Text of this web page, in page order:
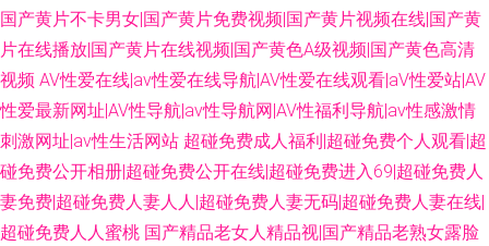
国产黄片不卡男女|国产黄片免费视频|国产黄片视频在线|国产黄
片在线播放|国产黄片在线视频|国产黄色A级视频|国产黄色高清
视频 AV性爱在线|av性爱在线导航|AV性爱在线观看|aV性爱站|AV
性爱最新网址|AV性导航|av性导航网|AV性福利导航|av性感激情
刺激网址|av性生活网站 超碰免费成人福利|超碰免费个人观看|超
碰免费公开相册|超碰免费公开在线|超碰免费进入69|超碰免费人
妻免费|超碰免费人妻人人|超碰免费人妻无码|超碰免费人妻在线|
超碰免费人人蜜桃 国产精品老女人精品视|国产精品老熟女露脸